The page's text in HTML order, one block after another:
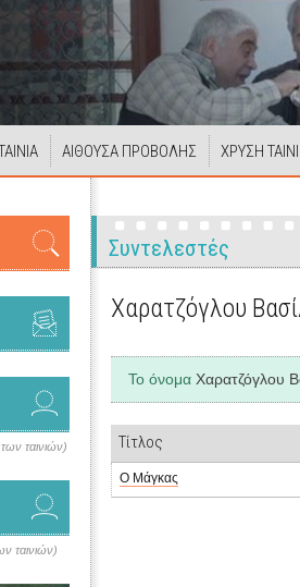
ΑΙΘΟΥΣΑ ΠΡΟΒΟΛΗΣ ΧΡΥΣΗ
ταινιών)
ταινιών)
Συντελεστές
Χαρατζόγλου
Το όνομα Χαρατζόγλου
Τίτλος
Ο Μάγκας